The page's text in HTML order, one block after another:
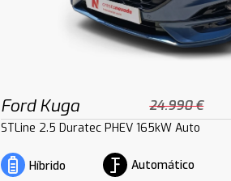
Ford Kuga 24.990 €
STLine 2.5 Duratec PHEV 165kW Auto
Híbrido Automático